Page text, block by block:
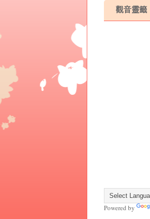
觀音靈籤
Powered by